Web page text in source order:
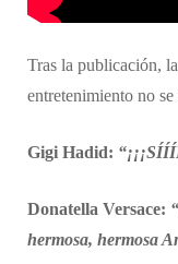
Tras la publicación,
entretenimiento no
Gigi Hadid:
Donatella Versace:
hermosa, hermosa